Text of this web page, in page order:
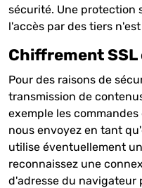
sécurité. Une protection
l'accès par des tiers
Chiffrement SSL
Pour des raisons de
transmission de
exemple les
nous envoyez en tant
utilise éventuellement
reconnaissez une
d'adresse du